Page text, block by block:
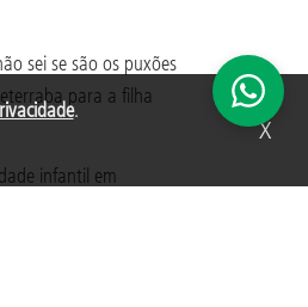
.
X
sei se são os puxões
para a filha
infantil em